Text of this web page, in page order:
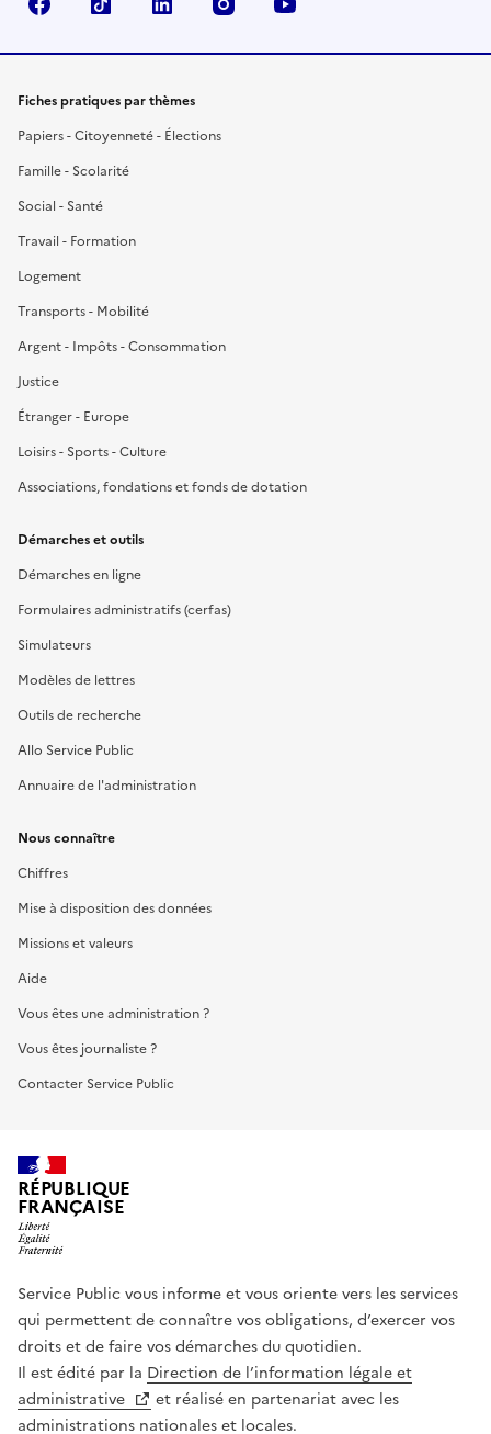
Fiches pratiques par thèmes
Papiers - Citoyenneté - Élections
Famille - Scolarité
Social - Santé
Travail - Formation
Logement
Transports - Mobilité
Argent - Impôts - Consommation
Justice
Étranger - Europe
Loisirs - Sports - Culture
Associations, fondations et fonds de dotation
Démarches et outils
Démarches en ligne
Formulaires administratifs (cerfas)
Simulateurs
Modèles de lettres
Outils de recherche
Allo Service Public
Annuaire de l'administration
Nous connaître
Chiffres
Mise à disposition des données
Missions et valeurs
Aide
Vous êtes une administration ?
Vous êtes journaliste ?
Contacter Service Public
RÉPUBLIQUE
FRANÇAISE
Service Public vous informe et vous oriente vers les services
qui permettent de connaître vos obligations, d’exercer vos
droits et de faire vos démarches du quotidien.
Il est édité par la Direction de l’information légale et
administrative
et réalisé en partenariat avec les
administrations nationales et locales.